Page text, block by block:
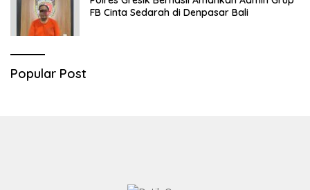
FB Cinta Sedarah di Denpasar Bali
Popular Post